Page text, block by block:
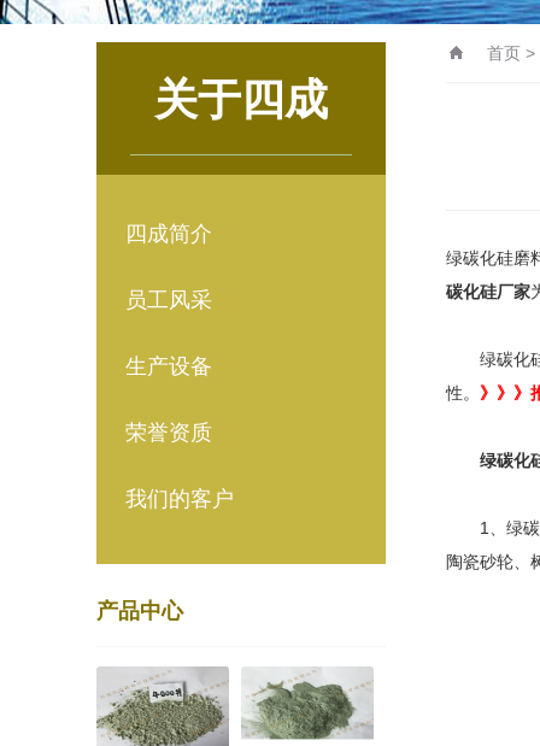
关于四成
四成简介
员工风采
生产设备
荣誉资质
我们的客户
产品中心
首页 >
绿碳化硅磨
碳化硅厂家
绿碳化硅
性。 》》》
绿碳化硅
1、绿碳化
陶瓷砂轮、